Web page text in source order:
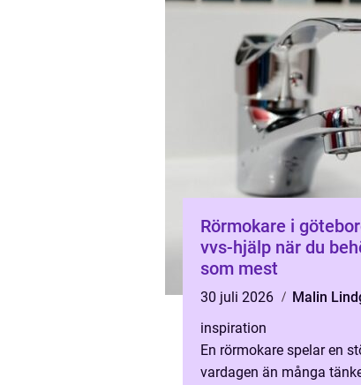
Rörmokare i göteborg
vvs-hjälp när du
som mest
30 juli 2026
Malin
inspiration
En rörmokare spelar en
vardagen än många